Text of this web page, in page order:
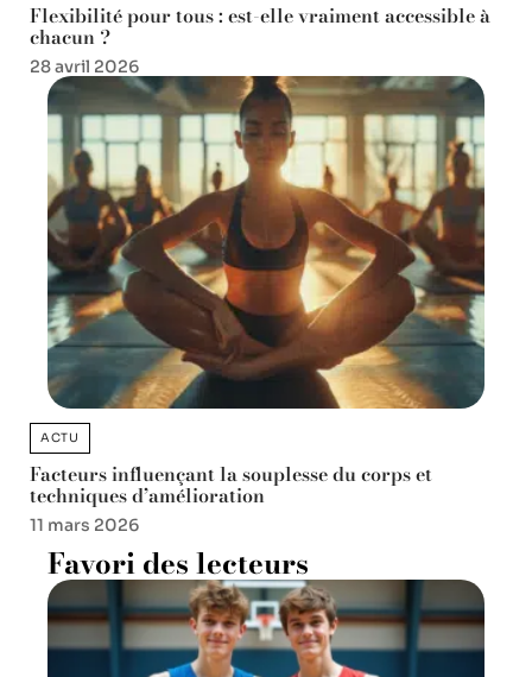
Flexibilité pour tous : est-elle vraiment accessible à
chacun ?
28 avril 2026
ACTU
Facteurs influençant la souplesse du corps et
techniques d’amélioration
11 mars 2026
Favori des lecteurs